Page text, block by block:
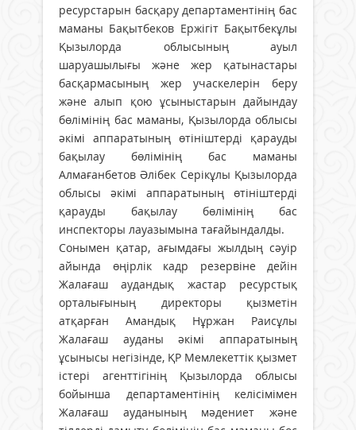
ресурстарын басқару департаментінің бас
маманы Бақытбеков Ержігіт Бақытбекұлы
Қызылорда облысының ауыл
шаруашылығы және жер қатынастары
басқармасының жер учаскелерін беру
және алып қою ұсыныстарын дайындау
бөлімінің бас маманы, Қызылорда облысы
әкімі аппаратының өтініштерді қарауды
бақылау бөлімінің бас маманы
Алмағанбетов Әлібек Серікұлы Қызылорда
облысы әкімі аппаратының өтініштерді
қарауды бақылау бөлімінің бас
инспекторы лауазымына тағайындалды.
Сонымен қатар, ағымдағы жылдың сәуір
айында өңірлік кадр резервіне дейін
Жалағаш аудандық жастар ресурстық
орталығының директоры қызметін
атқарған Амандық Нұржан Раисұлы
Жалағаш ауданы әкімі аппаратының
ұсынысы негізінде, ҚР Мемлекеттік қызмет
істері агенттігінің Қызылорда облысы
бойынша департаментінің келісімімен
Жалағаш ауданының мәдениет және